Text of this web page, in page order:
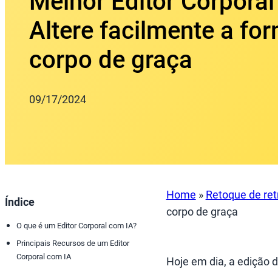
Altere facilmente a
corpo de graça
09/17/2024
Índice
O que é um Editor Corporal com IA?
Principais Recursos de um Editor
Corporal com IA
Home » Retoque de
corpo de graça
Hoje em dia, a edição